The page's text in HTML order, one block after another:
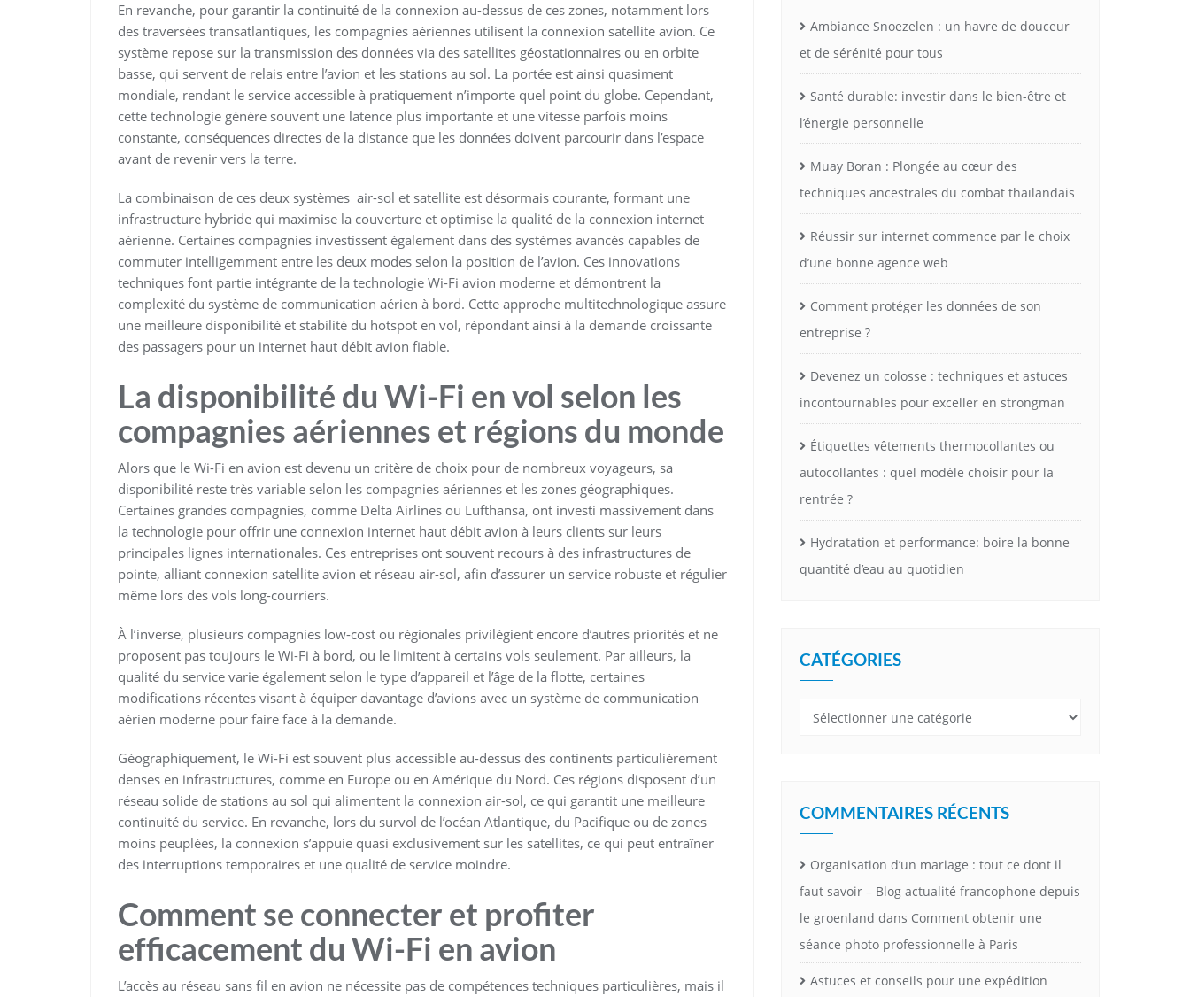
En revanche, pour garantir la continuité de la connexion au-dessus de ces zones, notamment lors
des traversées transatlantiques, les compagnies aériennes utilisent la connexion satellite avion. Ce
système repose sur la transmission des données via des satellites géostationnaires ou en orbite
basse, qui servent de relais entre l’avion et les stations au sol. La portée est ainsi quasiment
mondiale, rendant le service accessible à pratiquement n’importe quel point du globe. Cependant,
cette technologie génère souvent une latence plus importante et une vitesse parfois moins
constante, conséquences directes de la distance que les données doivent parcourir dans l’espace
avant de revenir vers la terre.
La combinaison de ces deux systèmes air-sol et satellite est désormais courante, formant une
infrastructure hybride qui maximise la couverture et optimise la qualité de la connexion internet
aérienne. Certaines compagnies investissent également dans des systèmes avancés capables de
commuter intelligemment entre les deux modes selon la position de l’avion. Ces innovations
techniques font partie intégrante de la technologie Wi-Fi avion moderne et démontrent la
complexité du système de communication aérien à bord. Cette approche multitechnologique assure
une meilleure disponibilité et stabilité du hotspot en vol, répondant ainsi à la demande croissante
des passagers pour un internet haut débit avion fiable.
La disponibilité du Wi-Fi en vol selon les
compagnies aériennes et régions du monde
Alors que le Wi-Fi en avion est devenu un critère de choix pour de nombreux voyageurs, sa
disponibilité reste très variable selon les compagnies aériennes et les zones géographiques.
Certaines grandes compagnies, comme Delta Airlines ou Lufthansa, ont investi massivement dans
la technologie pour offrir une connexion internet haut débit avion à leurs clients sur leurs
principales lignes internationales. Ces entreprises ont souvent recours à des infrastructures de
pointe, alliant connexion satellite avion et réseau air-sol, afin d’assurer un service robuste et régulier
même lors des vols long-courriers.
À l’inverse, plusieurs compagnies low-cost ou régionales privilégient encore d’autres priorités et ne
proposent pas toujours le Wi-Fi à bord, ou le limitent à certains vols seulement. Par ailleurs, la
qualité du service varie également selon le type d’appareil et l’âge de la flotte, certaines
modifications récentes visant à équiper davantage d’avions avec un système de communication
aérien moderne pour faire face à la demande.
Géographiquement, le Wi-Fi est souvent plus accessible au-dessus des continents particulièrement
denses en infrastructures, comme en Europe ou en Amérique du Nord. Ces régions disposent d’un
réseau solide de stations au sol qui alimentent la connexion air-sol, ce qui garantit une meilleure
continuité du service. En revanche, lors du survol de l’océan Atlantique, du Pacifique ou de zones
moins peuplées, la connexion s’appuie quasi exclusivement sur les satellites, ce qui peut entraîner
des interruptions temporaires et une qualité de service moindre.
Comment se connecter et profiter
efficacement du Wi-Fi en avion
L’accès au réseau sans fil en avion ne nécessite pas de compétences techniques particulières, mais il
Ambiance Snoezelen : un havre de douceur
et de sérénité pour tous
Santé durable: investir dans le bien-être et
l’énergie personnelle
Muay Boran : Plongée au cœur des
techniques ancestrales du combat thaïlandais
Réussir sur internet commence par le choix
d’une bonne agence web
Comment protéger les données de son
entreprise ?
Devenez un colosse : techniques et astuces
incontournables pour exceller en strongman
Étiquettes vêtements thermocollantes ou
autocollantes : quel modèle choisir pour la
rentrée ?
Hydratation et performance: boire la bonne
quantité d’eau au quotidien
CATÉGORIES
Catégories
COMMENTAIRES RÉCENTS
Organisation d’un mariage : tout ce dont il
faut savoir – Blog actualité francophone depuis
le groenland dans Comment obtenir une
séance photo professionnelle à Paris
Astuces et conseils pour une expédition